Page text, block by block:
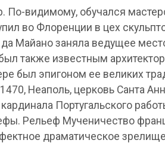
По-видимому, обучался
во Флоренции в цех
да Майано заняла ведущее
также известным
был эпигоном ее великих
Неаполь, церковь Санта
Португальского
Рельеф Мученичество
драматическое